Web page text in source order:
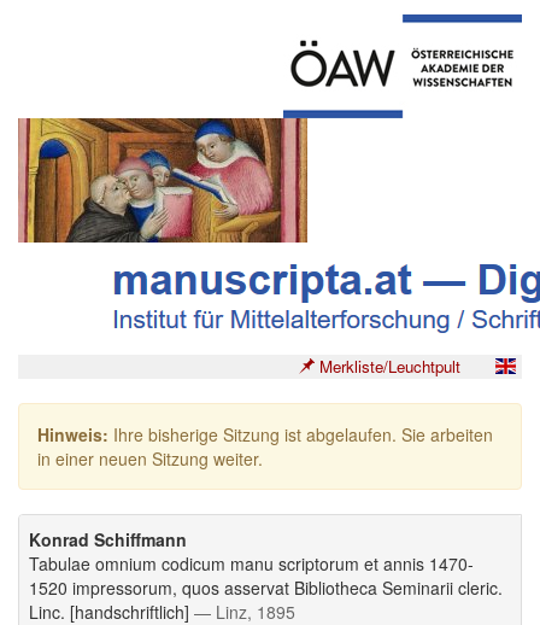
Merkliste/Leuchtpult
Hinweis: Ihre bisherige Sitzung ist abgelaufen. Sie arbeiten
in einer neuen Sitzung weiter.
Konrad Schiffmann
Tabulae omnium codicum manu scriptorum et annis 1470-
1520 impressorum, quos asservat Bibliotheca Seminarii cleric.
Linc. [handschriftlich] — Linz, 1895